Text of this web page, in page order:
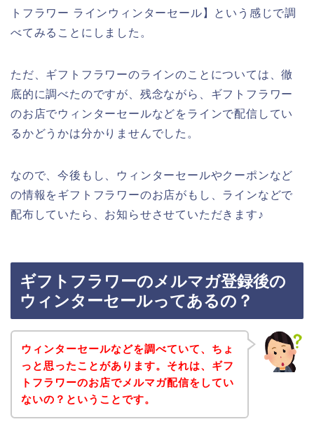
トフラワー ラインウィンターセール】という感じで調
べてみることにしました。
ただ、ギフトフラワーのラインのことについては、徹
底的に調べたのですが、残念ながら、ギフトフラワー
のお店でウィンターセールなどをラインで配信してい
るかどうかは分かりませんでした。
なので、今後もし、ウィンターセールやクーポンなど
の情報をギフトフラワーのお店がもし、ラインなどで
配布していたら、お知らせさせていただきます♪
ギフトフラワーのメルマガ登録後の
ウィンターセールってあるの？
ウィンターセールなどを調べていて、ちょ
っと思ったことがあります。それは、ギフ
トフラワーのお店でメルマガ配信をしてい
ないの？ということです。